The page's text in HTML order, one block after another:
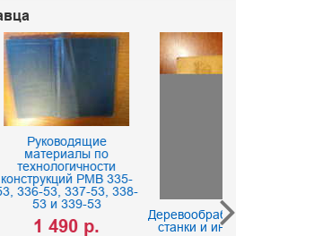
по
РМВ 335-
53, 338-
53
Деревообрабатывающие
станки и инструменты